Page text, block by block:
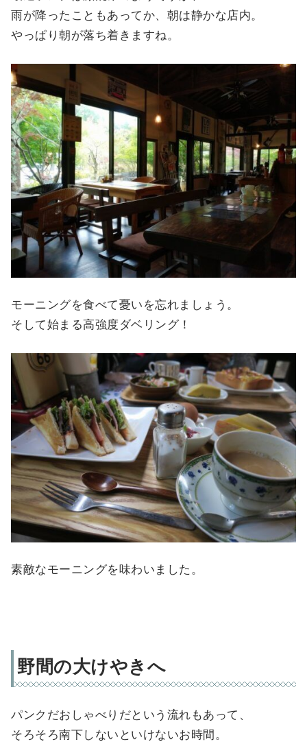
雨が降ったこともあってか、朝は静かな店内。
やっぱり朝が落ち着きますね。
モーニングを食べて憂いを忘れましょう。
そして始まる高強度ダベリング！
素敵なモーニングを味わいました。
野間の大けやきへ
パンクだおしゃべりだという流れもあって、
そろそろ南下しないといけないお時間。